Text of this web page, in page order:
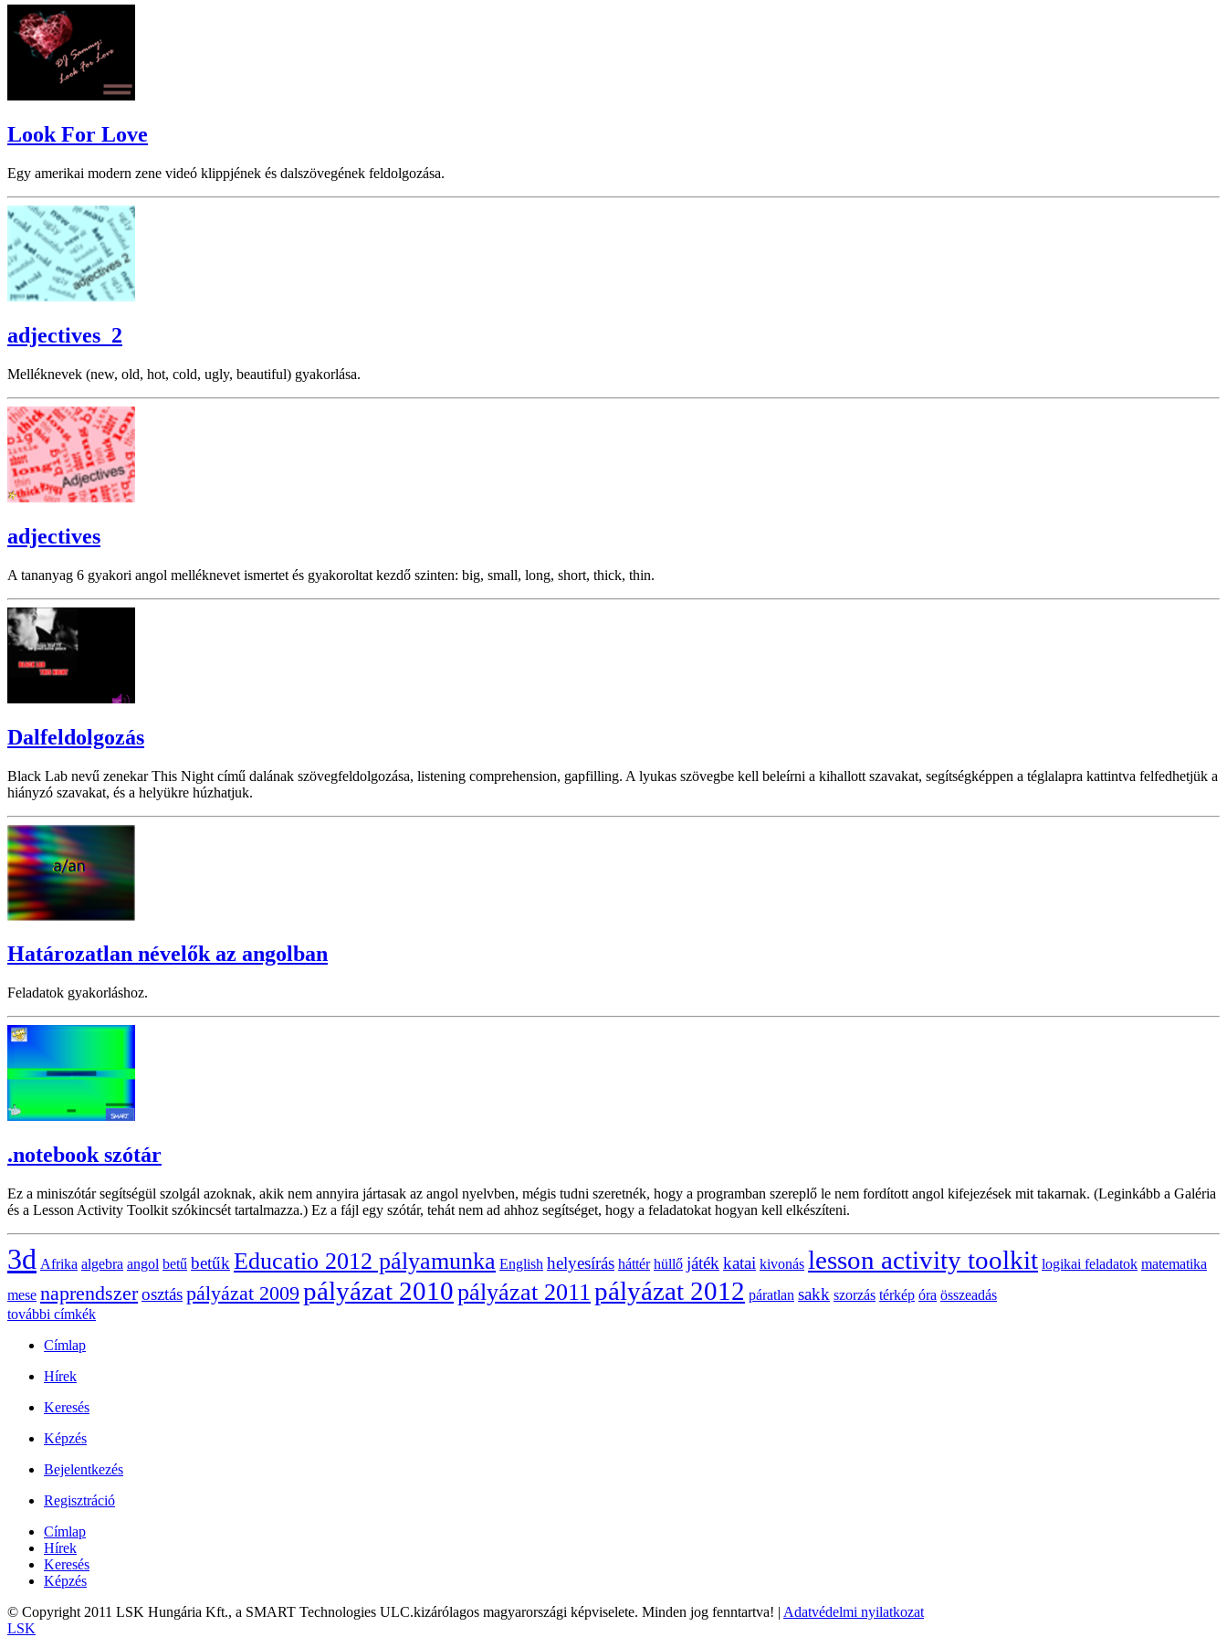
Look For Love
Egy amerikai modern zene videó klippjének és dalszövegének feldolgozása.
adjectives_2
Melléknevek (new, old, hot, cold, ugly, beautiful) gyakorlása.
adjectives
A tananyag 6 gyakori angol melléknevet ismertet és gyakoroltat kezdő szinten: big, small, long, short, thick, thin.
Dalfeldolgozás
Black Lab nevű zenekar This Night című dalának szövegfeldolgozása, listening comprehension, gapfilling. A lyukas szövegbe kell beleírni a kihallott szavakat, segítségképpen a téglalapra kattintva felfedhetjük a
hiányzó szavakat, és a helyükre húzhatjuk.
Határozatlan névelők az angolban
Feladatok gyakorláshoz.
.notebook szótár
Ez a miniszótár segítségül szolgál azoknak, akik nem annyira jártasak az angol nyelvben, mégis tudni szeretnék, hogy a programban szereplő le nem fordított angol kifejezések mit takarnak. (Leginkább a Galéria
és a Lesson Activity Toolkit szókincsét tartalmazza.) Ez a fájl egy szótár, tehát nem ad ahhoz segítséget, hogy a feladatokat hogyan kell elkészíteni.
3d Afrika algebra angol betű betűk Educatio 2012 pályamunka English helyesírás háttér hüllő játék katai kivonás lesson activity toolkit logikai feladatok matematika
mese naprendszerosztáspályázat 2009 pályázat 2010pályázat 2011pályázat 2012 páratlan sakk szorzás térkép óra összeadás
további címkék
Címlap
Hírek
Keresés
Képzés
Bejelentkezés
Regisztráció
Címlap
Hírek
Keresés
Képzés
© Copyright 2011 LSK Hungária Kft., a SMART Technologies ULC.kizárólagos magyarországi képviselete. Minden jog fenntartva! | Adatvédelmi nyilatkozat
LSK